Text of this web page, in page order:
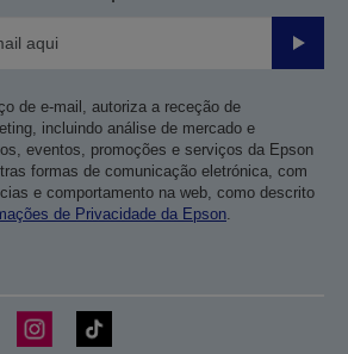
Enviar
de e-mail, autoriza a receção de
incluindo análise de mercado e
eventos, promoções e serviços da Epson
formas de comunicação eletrónica, com
e comportamento na web, como descrito
de Privacidade da Epson.